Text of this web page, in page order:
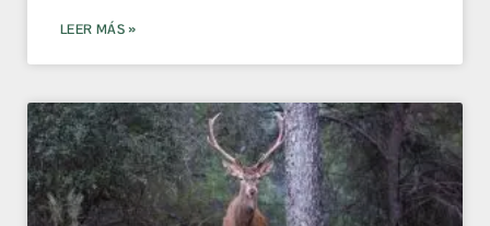
LEER MÁS »